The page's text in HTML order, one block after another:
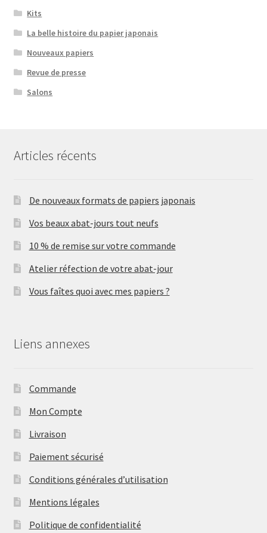
Kits
La belle histoire du papier japonais
Nouveaux papiers
Revue de presse
Salons
Articles récents
De nouveaux formats de papiers japonais
Vos beaux abat-jours tout neufs
10 % de remise sur votre commande
Atelier réfection de votre abat-jour
Vous faîtes quoi avec mes papiers ?
Liens annexes
Commande
Mon Compte
Livraison
Paiement sécurisé
Conditions générales d’utilisation
Mentions légales
Politique de confidentialité